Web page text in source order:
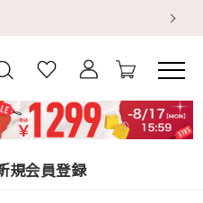
規会員登録